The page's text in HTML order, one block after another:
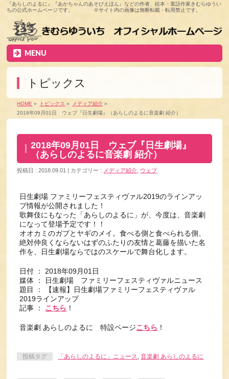
『あらしのよるに』『あかちゃんのあそびえほん』などの作者、絵本・童話作家きむらゆうい
ちの公式ホームページです。 ※サイト内の画像は無断転載・転用禁止です。
MENU
トピックス
HOME » トピックス » メディア紹介 »
2018年09月01日 ウェブ『日生劇場』（あらしのよるに音楽劇 紹介）
2018年09月01日 ウェブ『日生劇場』
（あらしのよるに音楽劇 紹介）
投稿日 : 2018.09.01 カテゴリー : メディア紹介 ウェブ
日生劇場 ファミリーフェスティヴァル2019のラインアッ
プ情報が公開されました！
歌舞伎にもなった「あらしのよるに」が、今度は、音楽劇
になって登場予定です！！
オオカミのガブとヤギのメイ。食べる側と食べられる側、
絶対仲良くならないはずのふたりの友情と葛藤を描いた名
作を、日生劇場ならではのスケールで舞台化します。
日付 ： 2018年09月01日
媒体 ： 日生劇場 ファミリーフェスティヴァルニュース
題目 ： 【速報】日生劇場ファミリーフェスティヴァル
2019ラインアップ
記事 ： こちら ！
音楽劇 あらしのよるに 特設ページこちら ！
投稿タグ 「あらしのよるに」ニュース,音楽劇 あらしのよるに